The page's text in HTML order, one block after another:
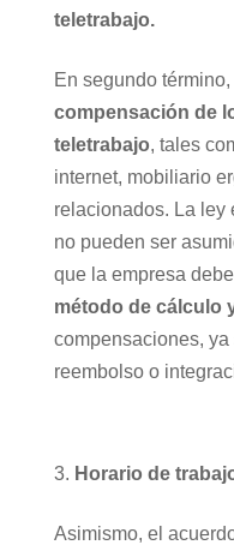
teletrabajo.
En segundo
compensación de
teletrabajo, tales
internet, mobiliario
relacionados. La ley
no pueden ser
que la empresa
método de cálculo
compensaciones,
reembolso o
Horario de
Asimismo, el